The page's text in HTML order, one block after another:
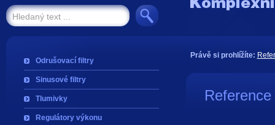
Odrušovací filtry
Sinusové filtry
Tlumivky
Regulátory výkonu
Právě si prohlížíte:
Reference